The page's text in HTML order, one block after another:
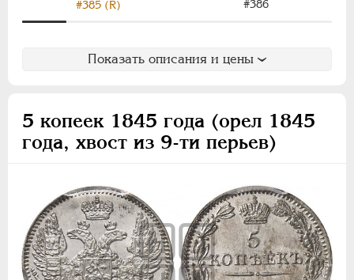
#385 (R) #386
Показать описания и цены
5 копеек 1845 года (орел 1845
года, хвост из 9-ти перьев)